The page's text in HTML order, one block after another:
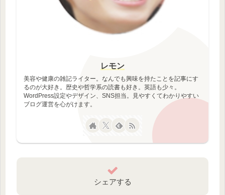
レモン
美容や健康の雑記ライター。なんでも興味を持たことを記事にす
るのが大好き。歴史や哲学系の読書も好き。英語も少々。
WordPress設定やデザイン、SNS担当。見やすくてわかりやすい
ブログ運営を心がけます。
シェアする